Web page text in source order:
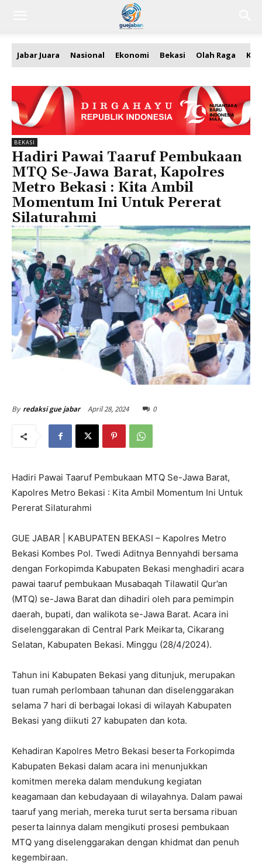
Jabar Juara Nasional Ekonomi Bekasi Olah Raga
BEKASI
Hadiri Pawai Taaruf Pembukaan
MTQ Se-Jawa Barat, Kapolres
Metro Bekasi : Kita Ambil
Momentum Ini Untuk Pererat
Silaturahmi
By redaksi gue jabar April 28, 2024 0
Hadiri Pawai Taaruf Pembukaan MTQ Se-Jawa Barat,
Kapolres Metro Bekasi : Kita Ambil Momentum Ini Untuk
Pererat Silaturahmi
GUE JABAR | KABUPATEN BEKASI – Kapolres Metro
Bekasi Kombes Pol. Twedi Aditnya Bennyahdi bersama
dengan Forkopimda Kabupaten Bekasi menghadiri acara
pawai taaruf pembukaan Musabaqah Tilawatil Qur’an
(MTQ) se-Jawa Barat dan dihadiri oleh para pemimpin
daerah, bupati, dan walikota se-Jawa Barat. Acara ini
diselenggarakan di Central Park Meikarta, Cikarang
Selatan, Kabupaten Bekasi. Minggu (28/4/2024).
Tahun ini Kabupaten Bekasi yang ditunjuk, merupakan
tuan rumah perlombaan tahunan dan diselenggarakan
selama 7 hari di berbagai lokasi di wilayah Kabupaten
Bekasi yang diikuti 27 kabupaten dan kota.
Kehadiran Kapolres Metro Bekasi beserta Forkopimda
Kabupaten Bekasi dalam acara ini menunjukkan
komitmen mereka dalam mendukung kegiatan
keagamaan dan kebudayaan di wilayahnya. Dalam pawai
taaruf yang meriah, mereka turut serta bersama ribuan
peserta lainnya dalam mengikuti prosesi pembukaan
MTQ yang diselenggarakan dengan khidmat dan penuh
kegembiraan.